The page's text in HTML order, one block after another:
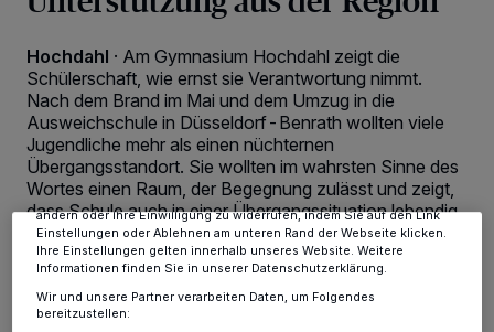
Hochdahl · Am Gymnasium Hochdahl zeigt die
Schülerschaft, wie ernst sie Verantwortung nimmt.
Nach dem Brand im Mai und dem Umzug in die
Ausweichschule in Düsseldorf-Benrath wollten viele
Jugendliche mehr als einen nüchternen
Übergangsstandort. Sie wollten im wahrsten Sinne des
Wortes einen Raum, der Begegnung zulässt und zeigt,
dass Schule auch in einer Übergangssituation lebendig
bleibt.
Wir und unsere218-Partner speichern und greifen auf
personenbezogene Daten wie Browserdaten oder eindeutige
Kennungen auf Ihrem Gerät zu. Durch Auswahl von OK aktivieren Sie
Tracking-Technologien für die unter „Wir und unsere Partner
verarbeiten Daten, um Ihnen Dienste bereitzustellen“ aufgeführten
Zwecke. Wenn Tracker deaktiviert sind, sind manche Inhalte und
Anzeigen möglicherweise nicht mehr so relevant für Sie. Sie können
dieses Menü jederzeit wieder aufrufen, um Ihre Einstellungen zu
ändern oder Ihre Einwilligung zu widerrufen, indem Sie auf den Link
Einstellungen oder Ablehnen am unteren Rand der Webseite klicken.
Ihre Einstellungen gelten innerhalb unseres Website. Weitere
Informationen finden Sie in unserer Datenschutzerklärung.
Wir und unsere Partner verarbeiten Daten, um Folgendes
bereitzustellen: